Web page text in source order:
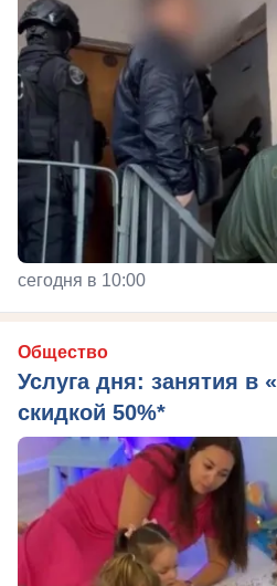
сегодня в 10:00
Общество
Услуга дня: занятия в
скидкой 50%*